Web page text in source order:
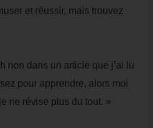
et réussir, mais trouvez
non dans un article que j’ai lu
pour apprendre, alors moi
ne révise plus du tout. »